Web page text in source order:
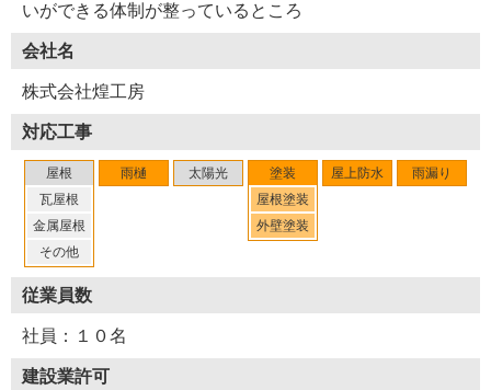
いができる体制が整っているところ
会社名
株式会社煌工房
対応工事
屋根
瓦屋根
金属屋根
その他
雨樋 太陽光
塗装
屋根塗装
外壁塗装
屋上防水 雨漏り
従業員数
社員：１０名
建設業許可